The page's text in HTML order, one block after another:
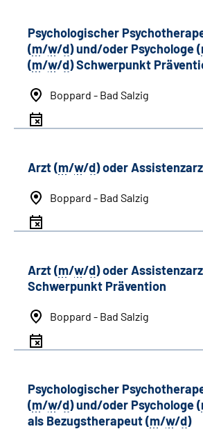
Psychologischer
(m/w/d) und/oder Psychologe (
(m/w/d) Schwerpunkt
Boppard - Bad Salzig
Arzt (m/w/d) oder
Boppard - Bad Salzig
Arzt (m/w/d) oder
Schwerpunkt Prävention
Boppard - Bad Salzig
Psychologischer
(m/w/d) und/oder Psychologe (
als Bezugstherapeut (m/w/d)